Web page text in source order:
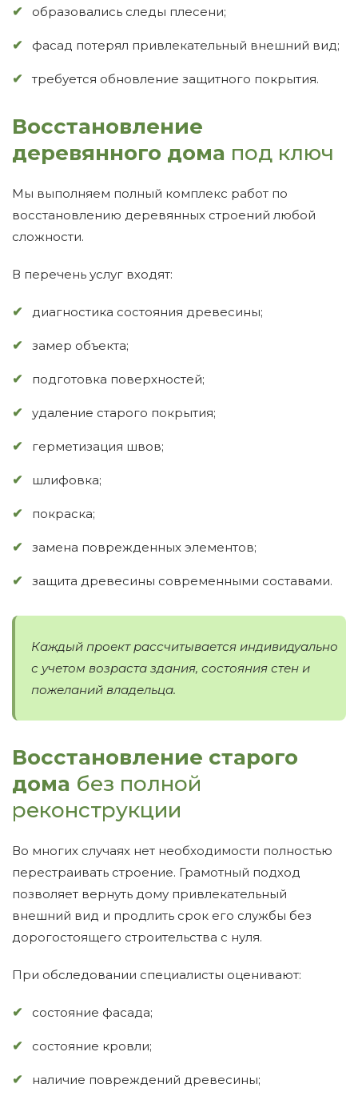
образовались следы плесени;
фасад потерял привлекательный внешний вид;
требуется обновление защитного покрытия.
Восстановление
деревянного дома под ключ
Мы выполняем полный комплекс работ по
восстановлению деревянных строений любой
сложности.
В перечень услуг входят:
диагностика состояния древесины;
замер объекта;
подготовка поверхностей;
удаление старого покрытия;
герметизация швов;
шлифовка;
покраска;
замена поврежденных элементов;
защита древесины современными составами.
Каждый проект рассчитывается индивидуально
с учетом возраста здания, состояния стен и
пожеланий владельца.
Восстановление старого
дома без полной
реконструкции
Во многих случаях нет необходимости полностью
перестраивать строение. Грамотный подход
позволяет вернуть дому привлекательный
внешний вид и продлить срок его службы без
дорогостоящего строительства с нуля.
При обследовании специалисты оценивают:
состояние фасада;
состояние кровли;
наличие повреждений древесины;